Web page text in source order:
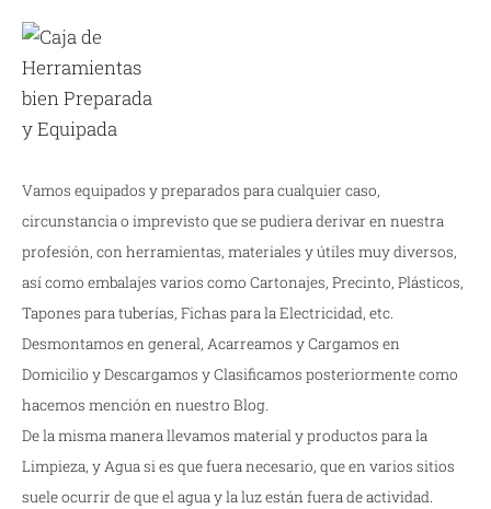
Vamos equipados y preparados para cualquier caso,
circunstancia o imprevisto que se pudiera derivar en nuestra
profesión, con herramientas, materiales y útiles muy diversos,
así como embalajes varios como Cartonajes, Precinto, Plásticos,
Tapones para tuberías, Fichas para la Electricidad, etc.
Desmontamos en general, Acarreamos y Cargamos en
Domicilio y Descargamos y Clasificamos posteriormente como
hacemos mención en nuestro Blog.
De la misma manera llevamos material y productos para la
Limpieza, y Agua si es que fuera necesario, que en varios sitios
suele ocurrir de que el agua y la luz están fuera de actividad.